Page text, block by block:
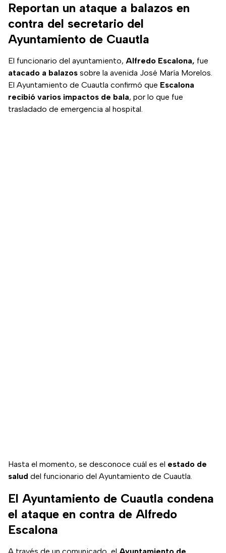
Reportan un ataque a balazos en
contra del secretario del
Ayuntamiento de Cuautla
El funcionario del ayuntamiento, Alfredo Escalona, fue
atacado a balazos sobre la avenida José María Morelos.
El Ayuntamiento de Cuautla confirmó que Escalona
recibió varios impactos de bala, por lo que fue
trasladado de emergencia al hospital.
Hasta el momento, se desconoce cuál es el estado de
salud del funcionario del Ayuntamiento de Cuautla.
El Ayuntamiento de Cuautla condena
el ataque en contra de Alfredo
Escalona